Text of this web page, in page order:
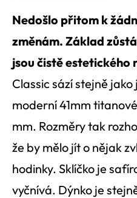
Nedošlo přitom k
změnám. Základ
jsou čistě estetického
Classic sází stejně
moderní 41mm
mm. Rozměry tak
že by mělo jít o nějak
hodinky. Sklíčko je
vyčnívá. Dýnko je